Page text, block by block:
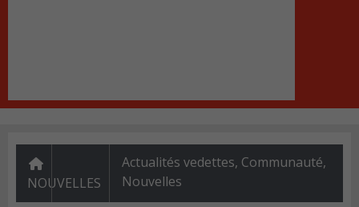
NOUVELLES
Actualités vedettes, Communauté,
Nouvelles